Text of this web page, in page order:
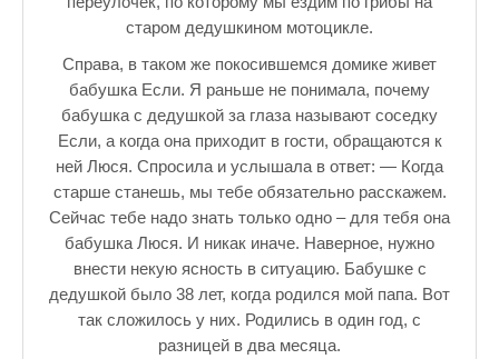
Секции настольного тенниса в Пушкинском районе
Куда уходит детство
Зарядись позитивом
Это интересно знать
Настольный теннис в Пушкине Санкт — Петербург РПЦ
Босоногое детство мое
Лучшие стихи про детство
старом дедушкином мотоцикле.
Справа, в таком же покосившемся домике живет
бабушка Если. Я раньше не понимала, почему
бабушка с дедушкой за глаза называют соседку
Если, а когда она приходит в гости, обращаются к
ней Люся. Спросила и услышала в ответ: — Когда
старше станешь, мы тебе обязательно расскажем.
Сейчас тебе надо знать только одно – для тебя она
бабушка Люся. И никак иначе. Наверное, нужно
внести некую ясность в ситуацию. Бабушке с
дедушкой было 38 лет, когда родился мой папа. Вот
так сложилось у них. Родились в один год, с
разницей в два месяца.